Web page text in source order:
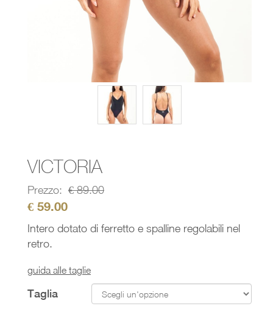
VICTORIA
Prezzo: €89.00
€ 59.00
Intero dotato di ferretto e spalline regolabili nel
retro.
guida alle taglie
Taglia